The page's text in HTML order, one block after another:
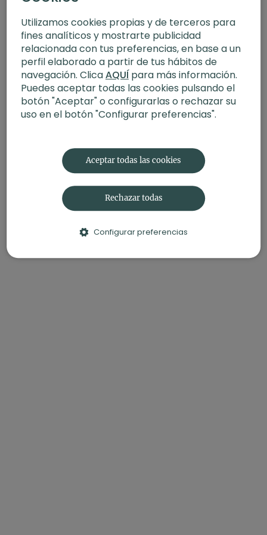
sostengan a largo plazo.
Objetivo: recuperar ligereza, energía y equilibrio físico y
mental desde el autocuidado conscientes
Tipo de clases: yoga dinámico, fitness, meditación, yin
yoga y nutrición antiinflamatora.
Duración: 3 semanas
Frecuencia: diaria
Nivel: multinivel
Estilos : fit+yoga, viyasa, HIIT, yin yoga y meditación.
Iniciar Sesiónpara ver la conversación
Utilizamos cookies propias y de terceros para
fines analíticos y mostrarte publicidad
relacionada con tus preferencias, en base a un
perfil elaborado a partir de tus hábitos de
navegación. ClicaAQUÍpara más información.
Puedes aceptar todas las cookies pulsando el
botón "Aceptar" o configurarlas o rechazar su
uso en el botón "Configurar preferencias".
Aceptar todas las cookies
Rechazar todas
Configurar preferencias